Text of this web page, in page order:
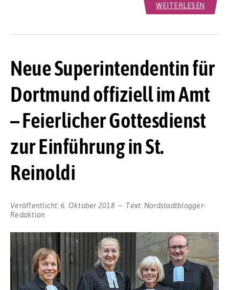
WEITERLESEN
Neue Superintendentin für
Dortmund offiziell im Amt
– Feierlicher Gottesdienst
zur Einführung in St.
Reinoldi
Veröffentlicht:6. Oktober 2018 Text: Nordstadtblogger-
Redaktion